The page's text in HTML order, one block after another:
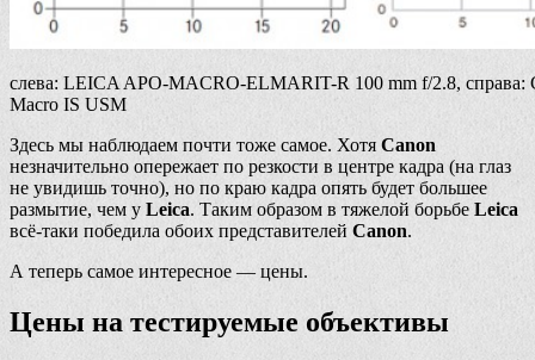
слева: LEICA APO-MACRO-ELMARIT-R 100 mm f/2.8, справа:
Macro IS USM
Здесь мы наблюдаем почти тоже самое. Хотя Canon
незначительно опережает по резкости в центре кадра (на глаз
не увидишь точно), но по краю кадра опять будет большее
размытие, чем у Leica. Таким образом в тяжелой борьбе Leica
всё-таки победила обоих представителей Canon.
А теперь самое интересное — цены.
Цены на тестируемые объективы